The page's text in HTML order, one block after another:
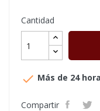
Cantidad
 Más de 24
Compartir